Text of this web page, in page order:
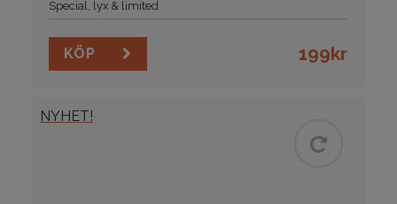
Special, lyx & limited
KÖP 199kr
NYHET!